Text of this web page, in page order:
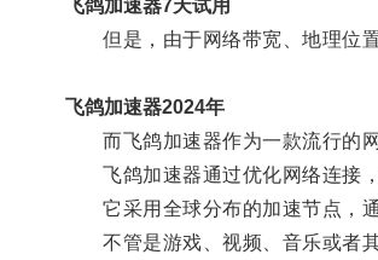
飞鸽加速器7天试用
但是，由于网络带宽、地理位置
飞鸽加速器2024年
而飞鸽加速器作为一款流行的网
飞鸽加速器通过优化网络连接，
它采用全球分布的加速节点，通
不管是游戏、视频、音乐或者其